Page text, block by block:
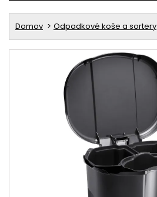
Domov Odpadkové koše a sortery